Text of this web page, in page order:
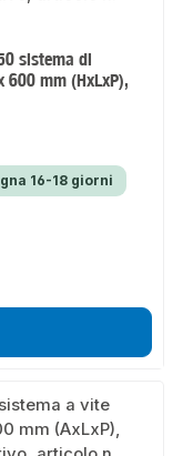
sistema di
mm (HxLxP),
16-18 giorni